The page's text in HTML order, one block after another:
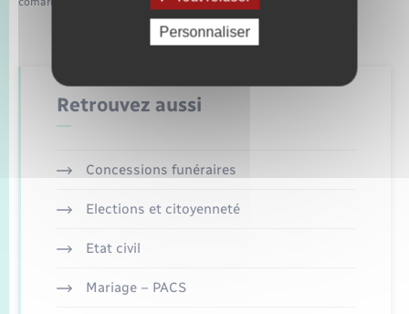
Retrouvez aussi
Concessions funéraires
Elections et citoyenneté
Etat civil
Mariage – PACS
Personnaliser